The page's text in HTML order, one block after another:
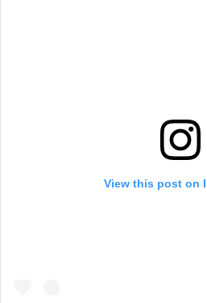
View this post on